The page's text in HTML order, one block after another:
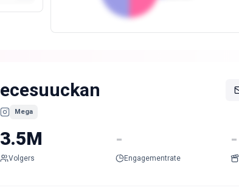
ecesuuckan
Mega
3.5M
Volgers
-
Engagementrate
-